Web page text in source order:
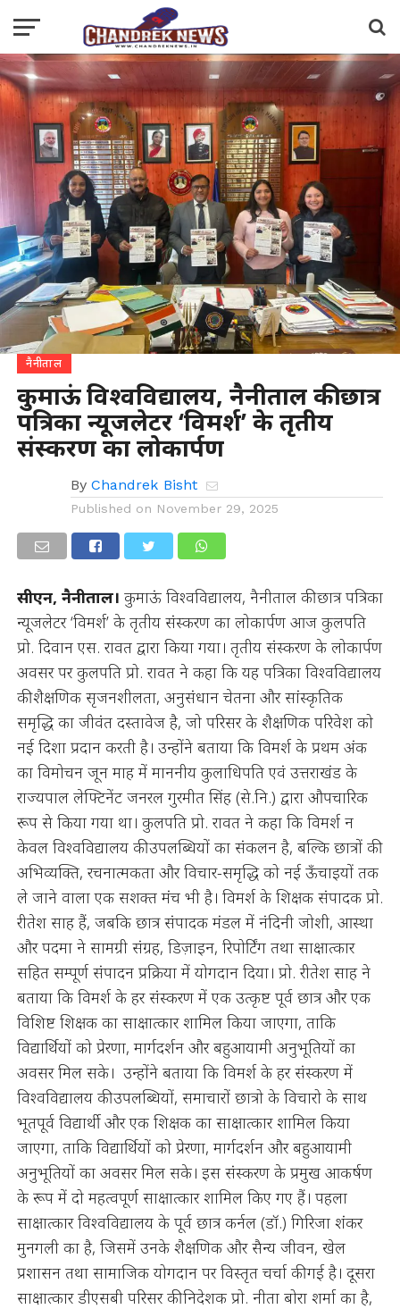
नैनीताल
कुमाऊं विश्वविद्यालय, नैनीताल की छात्र
पत्रिका न्यूजलेटर ‘विमर्श’ के तृतीय
संस्करण का लोकार्पण
By Chandrek Bisht
Published on November 29, 2025
सीएन, नैनीताल। कुमाऊं विश्वविद्यालय, नैनीताल की छात्र पत्रिका
न्यूजलेटर ‘विमर्श’ के तृतीय संस्करण का लोकार्पण आज कुलपति
प्रो. दिवान एस. रावत द्वारा किया गया। तृतीय संस्करण के लोकार्पण
अवसर पर कुलपति प्रो. रावत ने कहा कि यह पत्रिका विश्वविद्यालय
की शैक्षणिक सृजनशीलता, अनुसंधान चेतना और सांस्कृतिक
समृद्धि का जीवंत दस्तावेज है, जो परिसर के शैक्षणिक परिवेश को
नई दिशा प्रदान करती है। उन्होंने बताया कि विमर्श के प्रथम अंक
का विमोचन जून माह में माननीय कुलाधिपति एवं उत्तराखंड के
राज्यपाल लेफ्टिनेंट जनरल गुरमीत सिंह (से.नि.) द्वारा औपचारिक
रूप से किया गया था। कुलपति प्रो. रावत ने कहा कि विमर्श न
केवल विश्वविद्यालय की उपलब्धियों का संकलन है, बल्कि छात्रों की
अभिव्यक्ति, रचनात्मकता और विचार-समृद्धि को नई ऊँचाइयों तक
ले जाने वाला एक सशक्त मंच भी है। विमर्श के शिक्षक संपादक प्रो.
रीतेश साह हैं, जबकि छात्र संपादक मंडल में नंदिनी जोशी, आस्था
और पदमा ने सामग्री संग्रह, डिज़ाइन, रिपोर्टिंग तथा साक्षात्कार
सहित सम्पूर्ण संपादन प्रक्रिया में योगदान दिया। प्रो. रीतेश साह ने
बताया कि विमर्श के हर संस्करण में एक उत्कृष्ट पूर्व छात्र और एक
विशिष्ट शिक्षक का साक्षात्कार शामिल किया जाएगा, ताकि
विद्यार्थियों को प्रेरणा, मार्गदर्शन और बहुआयामी अनुभूतियों का
अवसर मिल सके। उन्होंने बताया कि विमर्श के हर संस्करण में
विश्वविद्यालय की उपलब्धियों, समाचारों छात्रो के विचारो के साथ
भूतपूर्व विद्यार्थी और एक शिक्षक का साक्षात्कार शामिल किया
जाएगा, ताकि विद्यार्थियों को प्रेरणा, मार्गदर्शन और बहुआयामी
अनुभूतियों का अवसर मिल सके। इस संस्करण के प्रमुख आकर्षण
के रूप में दो महत्वपूर्ण साक्षात्कार शामिल किए गए हैं। पहला
साक्षात्कार विश्वविद्यालय के पूर्व छात्र कर्नल (डॉ.) गिरिजा शंकर
मुनगली का है, जिसमें उनके शैक्षणिक और सैन्य जीवन, खेल
प्रशासन तथा सामाजिक योगदान पर विस्तृत चर्चा की गई है। दूसरा
साक्षात्कार डीएसबी परिसर की निदेशक प्रो. नीता बोरा शर्मा का है,